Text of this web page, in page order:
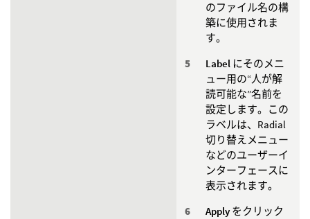
のファイル名の構
築に使用されま
す。
Label にそのメニ
ュー用の“人が解
読可能な”名前を
設定します。この
ラベルは、Radial
切り替えメニュー
などのユーザーイ
ンターフェースに
表示されます。
Apply をクリック